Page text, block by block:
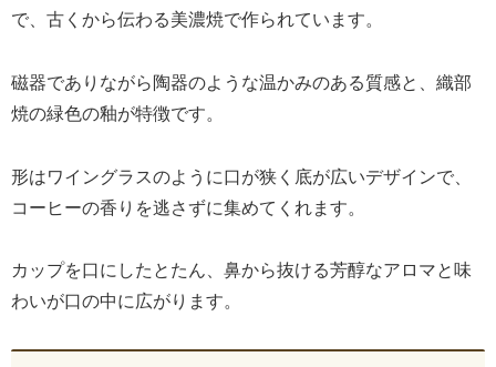
で、古くから伝わる美濃焼で作られています。
磁器でありながら陶器のような温かみのある質感と、織部
焼の緑色の釉が特徴です。
形はワイングラスのように口が狭く底が広いデザインで、
コーヒーの香りを逃さずに集めてくれます。
カップを口にしたとたん、鼻から抜ける芳醇なアロマと味
わいが口の中に広がります。